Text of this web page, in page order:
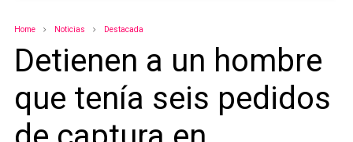
Home Noticias Destacada
Detienen a un hombre
que tenía seis pedidos